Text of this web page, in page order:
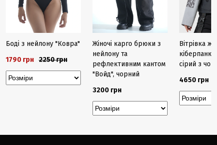
Боді з нейлону "Ковра"
1790 грн 2250 грн
Жіночі карго брюки з
нейлону та
рефлективним кантом
"Войд", чорний
3200 грн
Вітрівка
кіберпанк
сірий з
4650 грн